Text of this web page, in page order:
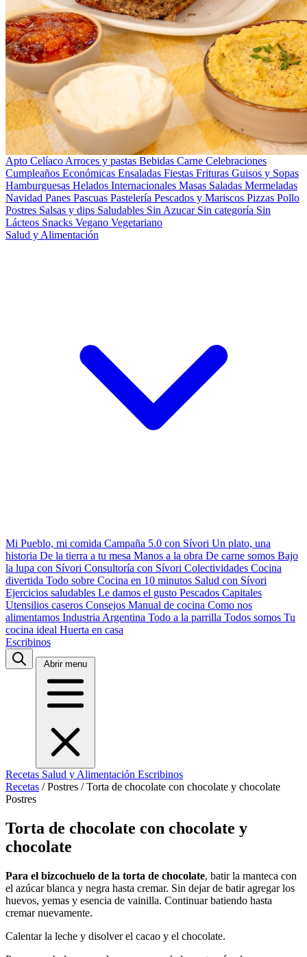
Apto Celíaco Arroces y pastas Bebidas Carne Celebraciones
Cumpleaños Económicas Ensaladas Fiestas Frituras Guisos y Sopas
Hamburguesas Helados Internacionales Masas Saladas Mermeladas
Navidad Panes Pascuas Pastelería Pescados y Mariscos Pizzas Pollo
Postres Salsas y dips Saludables Sin Azucar Sin categoría Sin
Lácteos Snacks Vegano Vegetariano
Salud y Alimentación
Mi Pueblo, mi comida Campaña 5.0 con Sívori Un plato, una
historia De la tierra a tu mesa Manos a la obra De carne somos Bajo
la lupa con Sívori Consultoría con Sívori Colectividades Cocina
divertida Todo sobre Cocina en 10 minutos Salud con Sívori
Ejercicios saludables Le damos el gusto Pescados Capitales
Utensilios caseros Consejos Manual de cocina Como nos
alimentamos Industria Argentina Todo a la parrilla Todos somos Tu
cocina ideal Huerta en casa
Escribinos
Abrir menu
Recetas Salud y Alimentación Escribinos
Recetas / Postres / Torta de chocolate con chocolate y chocolate
Postres
Torta de chocolate con chocolate y
chocolate
Para el bizcochuelo de la torta de chocolate, batir la manteca con
el azúcar blanca y negra hasta cremar. Sin dejar de batir agregar los
huevos, yemas y esencia de vainilla. Continuar batiendo hasta
cremar nuevamente.
Calentar la leche y disolver el cacao y el chocolate.